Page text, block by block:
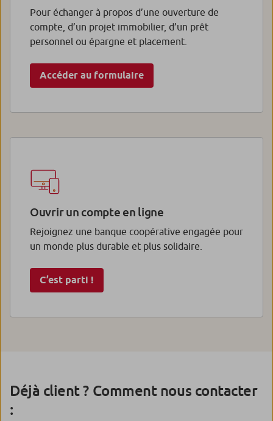
Pour échanger à propos d’une ouverture de
compte, d’un projet immobilier, d’un prêt
personnel ou épargne et placement.
Accéder au formulaire
Ouvrir un compte en ligne
Rejoignez une banque coopérative engagée pour
un monde plus durable et plus solidaire.
C’est parti !
Déjà client ? Comment nous contacter
: